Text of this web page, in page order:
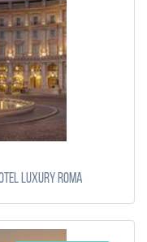
Luxury Roma